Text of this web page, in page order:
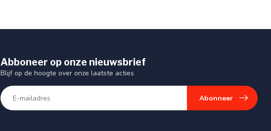
Abboneer op onze nieuwsbrief
Blijf op de hoogte over onze laatste acties
Abonneer